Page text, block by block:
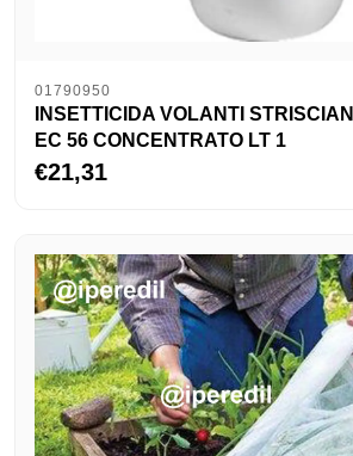
01790950
INSETTICIDA VOLANTI
EC 56 CONCENTRATO LT 1
€21,31